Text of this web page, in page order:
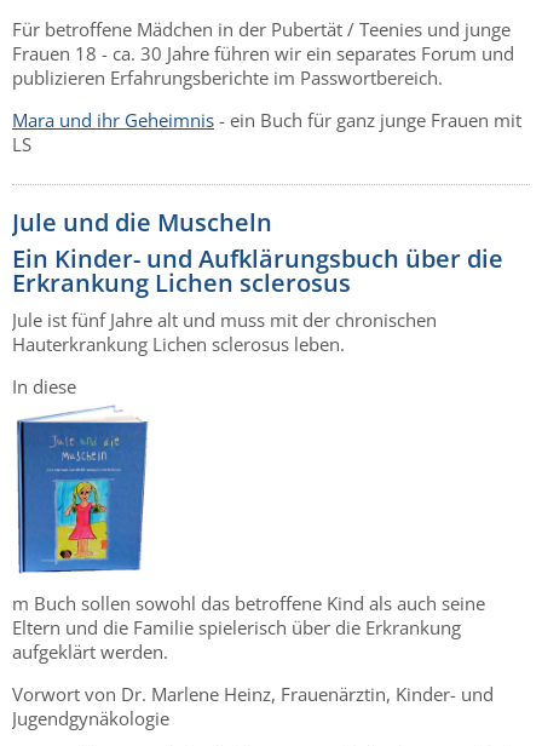
Für betroffene Mädchen in der Pubertät / Teenies und junge
Frauen 18 - ca. 30 Jahre führen wir ein separates Forum und
publizieren Erfahrungsberichte im Passwortbereich.
Mara und ihr Geheimnis - ein Buch für ganz junge Frauen mit
LS
Jule und die Muscheln
Ein Kinder- und Aufklärungsbuch über die
Erkrankung Lichen sclerosus
Jule ist fünf Jahre alt und muss mit der chronischen
Hauterkrankung Lichen sclerosus leben.
In diese
m Buch sollen sowohl das betroffene Kind als auch seine
Eltern und die Familie spielerisch über die Erkrankung
aufgeklärt werden.
Vorwort von Dr. Marlene Heinz, Frauenärztin, Kinder- und
Jugendgynäkologie